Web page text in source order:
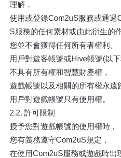
理解，
使用或登錄Com2uS服務或通過
S服務的任何素材或由此衍生的
您並不會獲得任何所有者權利。
用戶對遊客帳號或Hive帳號(以
不具有所有權和智慧財產權，
遊戲帳號以及相關的所有權永遠
用戶對遊戲帳號只有使用權。
2.2. 許可限制
授予您對遊戲帳號的使用權時，
您有義務遵守Com2uS規定，
在使用Com2uS服務或遊戲時出